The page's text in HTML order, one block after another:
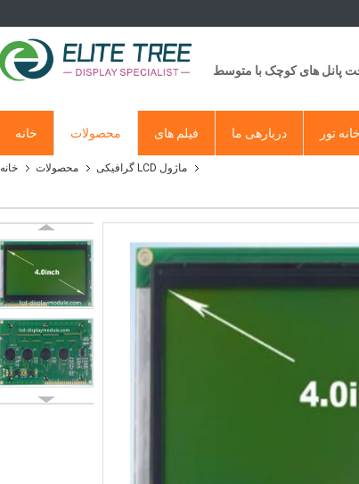
پانل های کوچک با متوسط
خانه محصولات فیلم های دربارهی ما تور
خانه محصولات ماژول LCD گرافیکی